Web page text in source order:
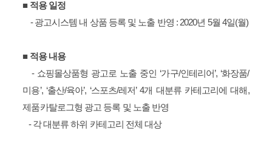
■ 적용 일정
- 광고시스템 내 상품 등록 및 노출 반영 : 2020년 5월 4일(월)
■ 적용 내용
- 쇼핑몰상품형 광고로 노출 중인 ‘가구/인테리어’, ‘화장품/
미용’, ‘출산/육아’, ‘스포츠/레저’ 4개 대분류 카테고리에 대해,
제품카탈로그형 광고 등록 및 노출 반영
- 각 대분류 하위 카테고리 전체 대상